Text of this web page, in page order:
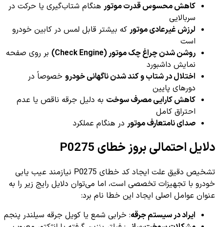
کاهش محسوس قدرت موتور هنگام شتاب‌گیری یا حرکت در
سربالایی
لرزش غیرعادی موتور که بیشتر قابل لمس در کابین خودرو
است
روشن شدن چراغ چک موتور (Check Engine)
بر روی صفحه
نمایش داشبورد
اختلال در شتاب و کند شدن ناگهانی خودرو خصوصاً در
دورهای پایین
کاهش کارایی مصرف سوخت به دلیل جرقه ناقص یا عدم
احتراق کامل
صدای نامتعارف موتور در هنگام عملکرد
دلایل احتمالی بروز خطای P0275
تشخیص دقیق علت ایجاد کد خطای P0275 نیازمند عیب یابی
خودرو با تجهیزات تخصصی است، اما می‌توان دلایل رایج زیر را به
عنوان عوامل اصلی ایجاد این خطا نام برد:
ایراد در سیستم جرقه: خرابی شمع یا کویل جرقه سیلندر پنجم